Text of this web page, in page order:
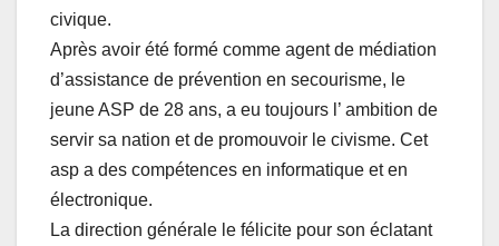
civique.
Après avoir été formé comme agent de médiation
d’assistance de prévention en secourisme, le
jeune ASP de 28 ans, a eu toujours l’ ambition de
servir sa nation et de promouvoir le civisme. Cet
asp a des compétences en informatique et en
électronique.
La direction générale le félicite pour son éclatant